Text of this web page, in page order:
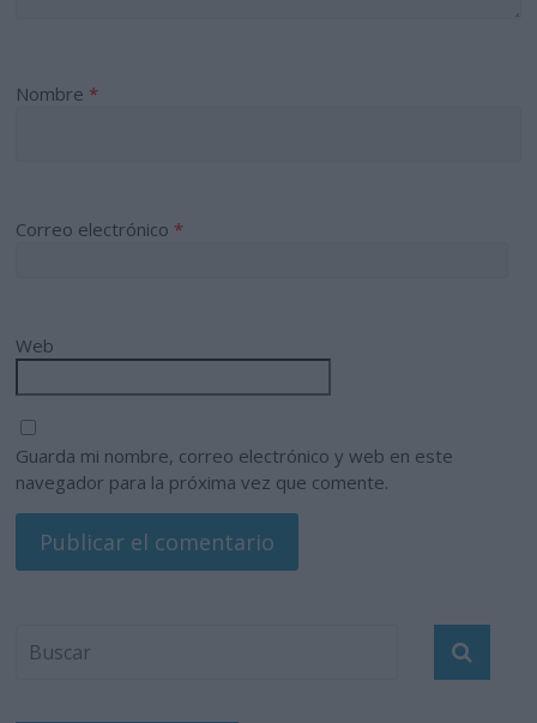
Nombre *
Correo electrónico *
Web
Guarda mi nombre, correo electrónico y web en este
navegador para la próxima vez que comente.